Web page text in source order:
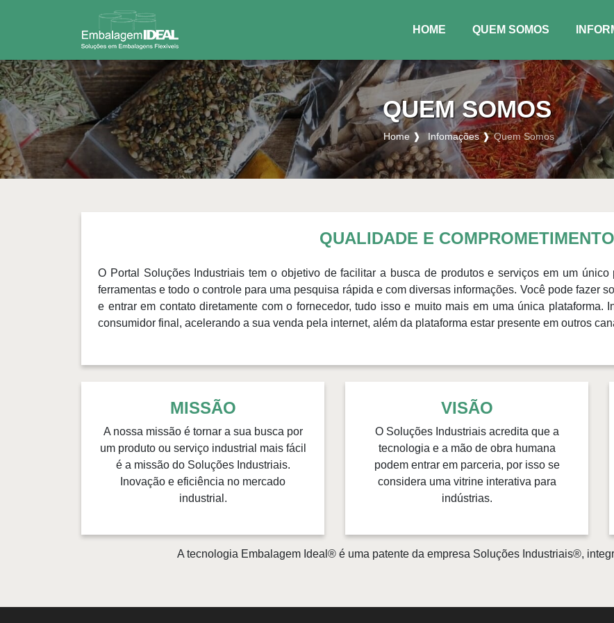
HOME
(CURRENT)
QUEM SOMOS
QUEM SOMOS
Home ❱ Infomações ❱ Quem Somos
QUALIDADE E COMPROMETIMENTO
O Portal Soluções Industriais tem o objetivo de facilitar a busca de produtos e serviços em um
ferramentas e todo o controle para uma pesquisa rápida e com diversas informações. Você pode fazer
e entrar em contato diretamente com o fornecedor, tudo isso e muito mais em uma única plataforma.
consumidor final, acelerando a sua venda pela internet, além da plataforma estar presente em outros
MISSÃO
A nossa missão é tornar a sua busca por
um produto ou serviço industrial mais fácil
é a missão do Soluções Industriais.
Inovação e eficiência no mercado
industrial.
VISÃO
O Soluções Industriais acredita que a
tecnologia e a mão de obra humana
podem entrar em parceria, por isso se
considera uma vitrine interativa para
indústrias.
A tecnologia Embalagem Ideal® é uma patente da empresa Soluções Industriais®,